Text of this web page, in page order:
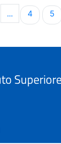
...PaginePagina
4 5